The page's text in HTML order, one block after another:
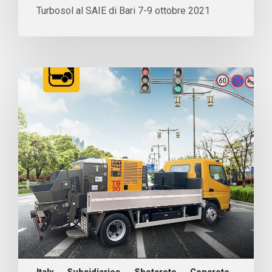
Turbosol al SAIE di Bari 7-9 ottobre 2021